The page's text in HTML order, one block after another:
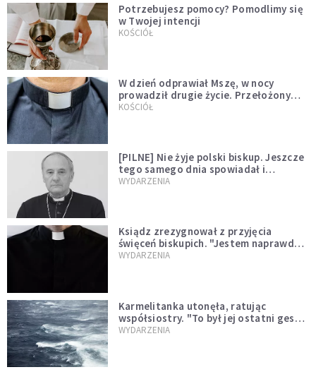
Potrzebujesz pomocy? Pomodlimy się
w Twojej intencji
KOŚCIÓŁ
W dzień odprawiał Mszę, w nocy
prowadził drugie życie. Przełożony
kazał mu opuścić zakon
KOŚCIÓŁ
[PILNE] Nie żyje polski biskup. Jeszcze
tego samego dnia spowiadał i
sprawował Mszę świętą
WYDARZENIA
Ksiądz zrezygnował z przyjęcia
święceń biskupich. "Jestem naprawdę
niegodny"
WYDARZENIA
Karmelitanka utonęła, ratując
współsiostry. "To był jej ostatni gest
miłości"
WYDARZENIA